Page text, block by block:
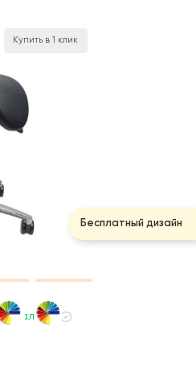
Купить в 1 клик
В наличии
Бесплатный дизайн